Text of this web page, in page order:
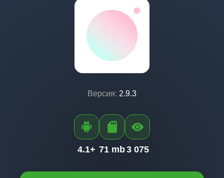
Версия: 2.9.3
4.1+ 71 mb3 075